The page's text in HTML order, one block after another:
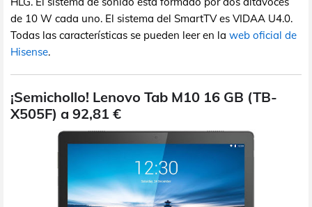
de 10 W cada uno. El sistema del SmartTV es VIDAA U4.0.
Todas las características se pueden leer en la web oficial de
Hisense.
¡Semichollo! Lenovo Tab M10 16 GB (TB-
X505F) a 92,81 €